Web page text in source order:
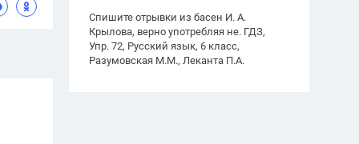
Спишите отрывки из басен И. А.
Крылова, верно употребляя не. ГДЗ,
Упр. 72, Русский язык, 6 класс,
Разумовская М.М., Леканта П.А.